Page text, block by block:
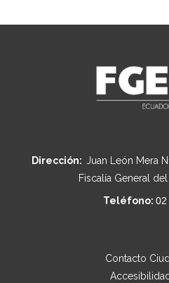
Dirección: Juan León Mera
Fiscalía General del
Teléfono: 02
Contacto